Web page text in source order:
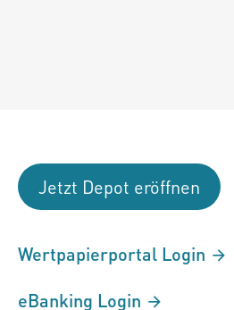
Jetzt Depot eröffnen
Wertpapierportal Login
eBanking Login